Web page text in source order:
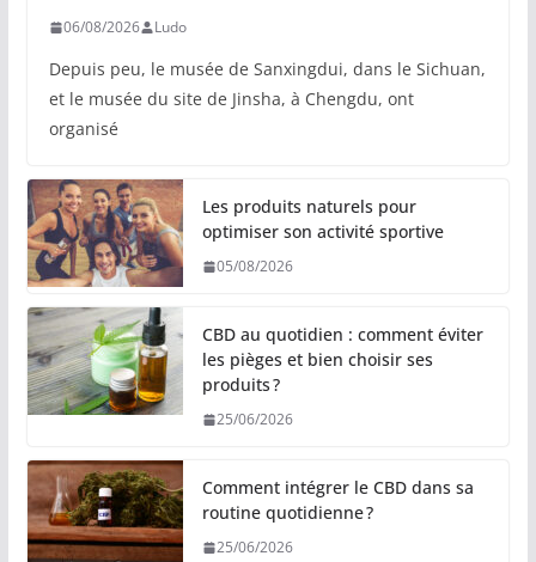
06/08/2026 Ludo
Depuis peu, le musée de Sanxingdui, dans le Sichuan,
et le musée du site de Jinsha, à Chengdu, ont
organisé
Les produits naturels pour
optimiser son activité sportive
05/08/2026
CBD au quotidien : comment éviter
les pièges et bien choisir ses
produits ?
25/06/2026
Comment intégrer le CBD dans sa
routine quotidienne ?
25/06/2026